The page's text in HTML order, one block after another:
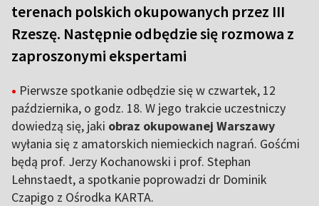
terenach polskich okupowanych przez III
Rzeszę. Następnie odbędzie się rozmowa z
zaproszonymi ekspertami
• Pierwsze spotkanie odbędzie się w czwartek, 12
października, o godz. 18. W jego trakcie uczestniczy
dowiedzą się, jaki obraz okupowanej Warszawy
wyłania się z amatorskich niemieckich nagrań. Gośćmi
będą prof. Jerzy Kochanowski i prof. Stephan
Lehnstaedt, a spotkanie poprowadzi dr Dominik
Czapigo z Ośrodka KARTA.